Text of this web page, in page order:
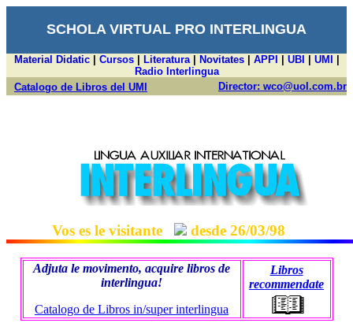
SCHOLA VIRTUAL PRO INTERLINGUA
Material Didatic Cursos Literatura| Novitates| APPI UBI UMI
Radio Interlingua
Catalogo de Libros del UMI
Director: wco@uol.com.br
Vos es le visitante desde 26/03/98
Adjuta le movimento, acquire libros de
interlingua!
Catalogo de Libros in/super interlingua
Libros
recommendate